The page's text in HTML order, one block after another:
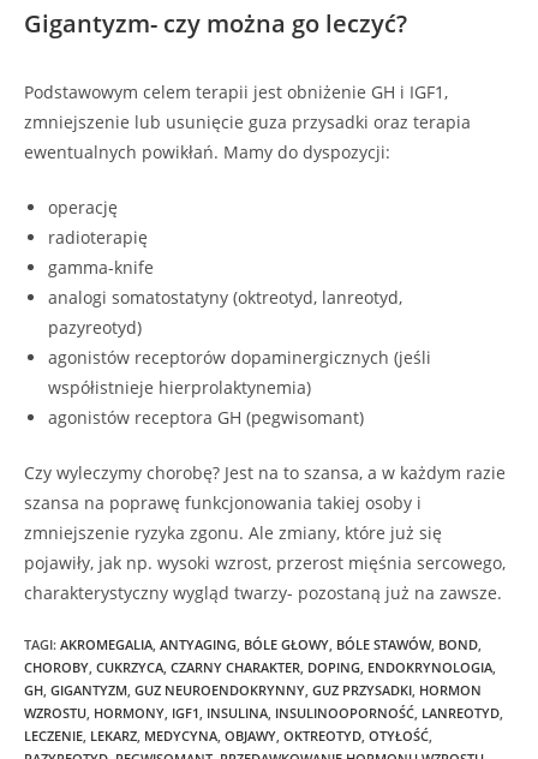
Gigantyzm- czy można go leczyć?
Podstawowym celem terapii jest obniżenie GH i IGF1,
zmniejszenie lub usunięcie guza przysadki oraz terapia
ewentualnych powikłań. Mamy do dyspozycji:
operację
radioterapię
gamma-knife
analogi somatostatyny (oktreotyd, lanreotyd,
pazyreotyd)
agonistów receptorów dopaminergicznych (jeśli
współistnieje hierprolaktynemia)
agonistów receptora GH (pegwisomant)
Czy wyleczymy chorobę? Jest na to szansa, a w każdym razie
szansa na poprawę funkcjonowania takiej osoby i
zmniejszenie ryzyka zgonu. Ale zmiany, które już się
pojawiły, jak np. wysoki wzrost, przerost mięśnia sercowego,
charakterystyczny wygląd twarzy- pozostaną już na zawsze.
TAGI: AKROMEGALIA, ANTYAGING, BÓLE GŁOWY, BÓLE STAWÓW, BOND,
CHOROBY, CUKRZYCA, CZARNY CHARAKTER, DOPING, ENDOKRYNOLOGIA,
GH, GIGANTYZM, GUZ NEUROENDOKRYNNY, GUZ PRZYSADKI, HORMON
WZROSTU, HORMONY, IGF1, INSULINA, INSULINOOPORNOŚĆ, LANREOTYD,
LECZENIE, LEKARZ, MEDYCYNA, OBJAWY, OKTREOTYD, OTYŁOŚĆ,